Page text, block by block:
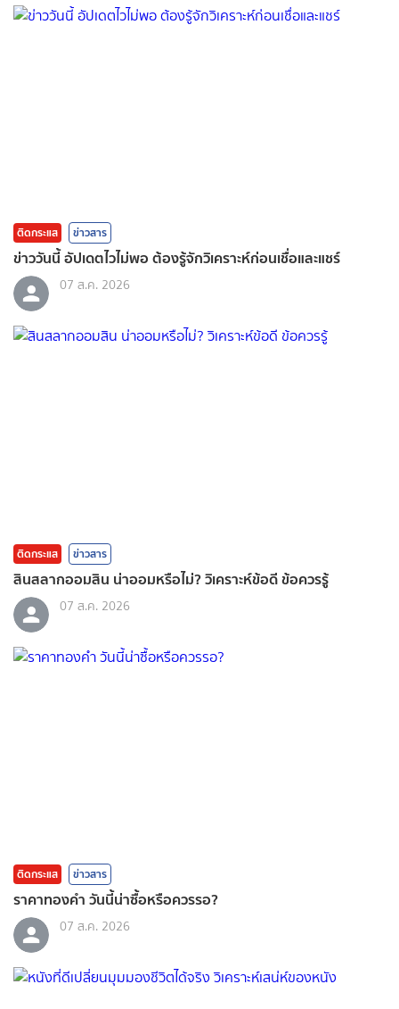
ติดกระแส ข่าวสาร
ข่าววันนี้ อัปเดตไวไม่พอ ต้องรู้จักวิเคราะห์ก่อนเชื่อและแชร์
07 ส.ค. 2026
ติดกระแส ข่าวสาร
สินสลากออมสิน น่าออมหรือไม่? วิเคราะห์ข้อดี ข้อควรรู้
07 ส.ค. 2026
ติดกระแส ข่าวสาร
ราคาทองคํา วันนี้น่าซื้อหรือควรรอ?
07 ส.ค. 2026